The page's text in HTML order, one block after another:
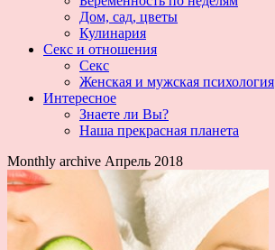
Дом, сад, цветы
Кулинария
Секс и отношения
Секс
Женская и мужская психология
Интересное
Знаете ли Вы?
Наша прекрасная планета
Monthly archive Апрель 2018